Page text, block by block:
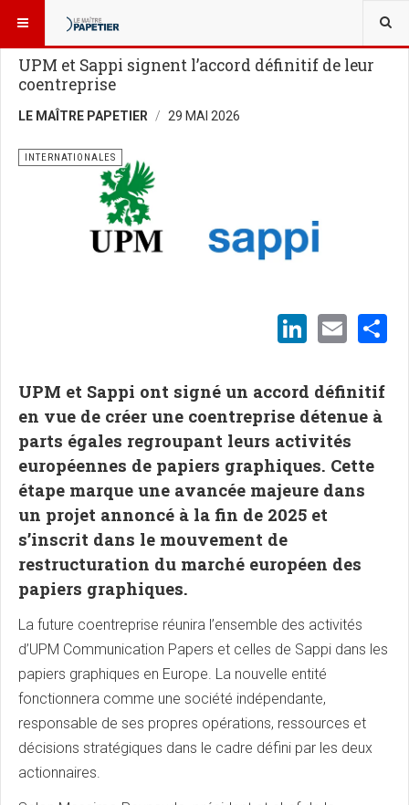
VOUS ÊTES ICI :
UPM et Sappi signent l’accord définitif de leur
coentreprise
LE MAÎTRE PAPETIER 29 MAI 2026
INTERNATIONALES
UPM et Sappi ont signé un accord définitif
en vue de créer une coentreprise détenue à
parts égales regroupant leurs activités
européennes de papiers graphiques. Cette
étape marque une avancée majeure dans
un projet annoncé à la fin de 2025 et
s’inscrit dans le mouvement de
restructuration du marché européen des
papiers graphiques.
La future coentreprise réunira l’ensemble des activités
d’UPM Communication Papers et celles de Sappi dans les
papiers graphiques en Europe. La nouvelle entité
fonctionnera comme une société indépendante,
responsable de ses propres opérations, ressources et
décisions stratégiques dans le cadre défini par les deux
actionnaires.